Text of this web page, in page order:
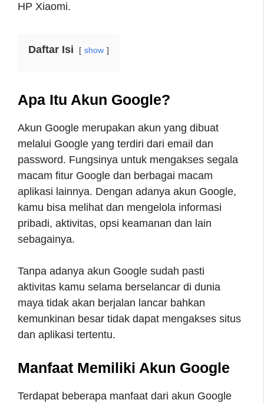
HP Xiaomi.
Daftar Isi show
Apa Itu Akun Google?
Akun Google merupakan akun yang dibuat
melalui Google yang terdiri dari email dan
password. Fungsinya untuk mengakses segala
macam fitur Google dan berbagai macam
aplikasi lainnya. Dengan adanya akun Google,
kamu bisa melihat dan mengelola informasi
pribadi, aktivitas, opsi keamanan dan lain
sebagainya.
Tanpa adanya akun Google sudah pasti
aktivitas kamu selama berselancar di dunia
maya tidak akan berjalan lancar bahkan
kemunkinan besar tidak dapat mengakses situs
dan aplikasi tertentu.
Manfaat Memiliki Akun Google
Terdapat beberapa manfaat dari akun Google